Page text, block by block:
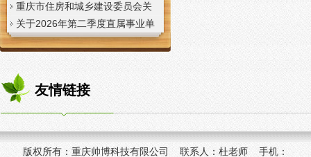
兴”主题党日活动
了居民心坎上
司黔江区、璧山区、綦江区保障
性住房建设加速
重庆市住房和城乡建设委员会关
于调整工程监理企业资质审批模
式的重庆现浇阁楼通知
关于2026年第二季度直属事业单
位公开招聘、遴选工作人员资格
复审的重庆现浇楼梯通知
友情链接
版权所有： 重庆帅博科技有限公司 联系人：杜老师 手机：